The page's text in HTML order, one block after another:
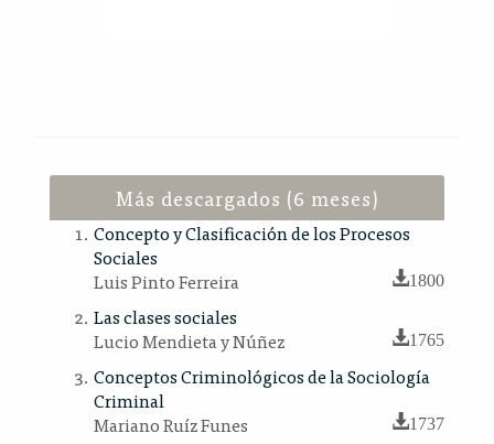
Más descargados (6 meses)
Concepto y Clasificación de los Procesos
Sociales
Luis Pinto Ferreira
1800
Las clases sociales
Lucio Mendieta y Núñez
1765
Conceptos Criminológicos de la Sociología
Criminal
Mariano Ruíz Funes
1737